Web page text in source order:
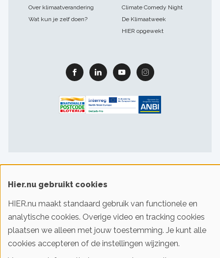
Over klimaatverandering
Wat kun je zelf doen?
Climate Comedy Night
De Klimaatweek
HIER opgewekt
Facebook Linkedin Youtube Instagram
sitelinks
© 2016-2026 Klimaatstichting HIER
Iedereen slim met energie. HIER helpt je!
Hier.nu gebruikt cookies
HIER.nu maakt standaard gebruik van functionele en
analytische cookies. Overige video en tracking cookies
plaatsen we alleen met jouw toestemming. Je kunt alle
cookies accepteren of de instellingen wijzingen.